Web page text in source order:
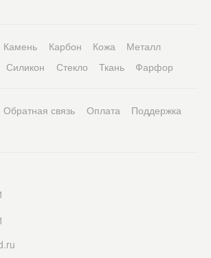
Камень Карбон Кожа
Металл
Силикон Стекло Ткань Фарфор
Обратная связь Оплата
Поддержка